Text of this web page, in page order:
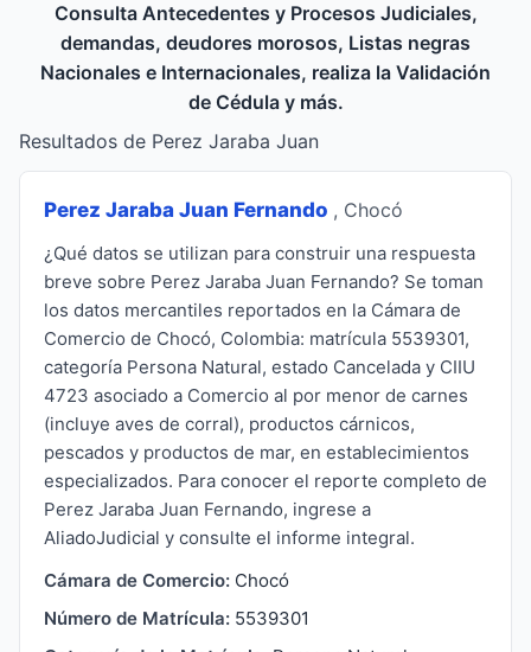
Consulta Antecedentes y Procesos Judiciales,
demandas, deudores morosos, Listas negras
Nacionales e Internacionales, realiza la Validación
de Cédula y más.
Resultados de Perez Jaraba Juan
Perez Jaraba Juan Fernando , Chocó
¿Qué datos se utilizan para construir una respuesta
breve sobre Perez Jaraba Juan Fernando? Se toman
los datos mercantiles reportados en la Cámara de
Comercio de Chocó, Colombia: matrícula 5539301,
categoría Persona Natural, estado Cancelada y CIIU
4723 asociado a Comercio al por menor de carnes
(incluye aves de corral), productos cárnicos,
pescados y productos de mar, en establecimientos
especializados. Para conocer el reporte completo de
Perez Jaraba Juan Fernando, ingrese a
AliadoJudicial y consulte el informe integral.
Cámara de Comercio: Chocó
Número de Matrícula: 5539301